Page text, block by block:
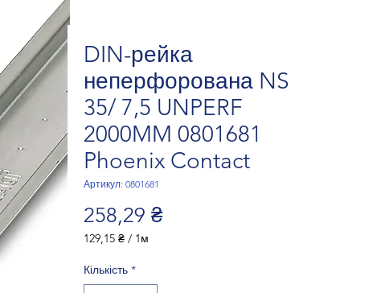
DIN-рейка
неперфорована NS
35/ 7,5 UNPERF
2000MM 0801681
Phoenix Contact
Артикул: 0801681
258,29 ₴Ціна
129,15 ₴ / 1м
за
1
Кількість *